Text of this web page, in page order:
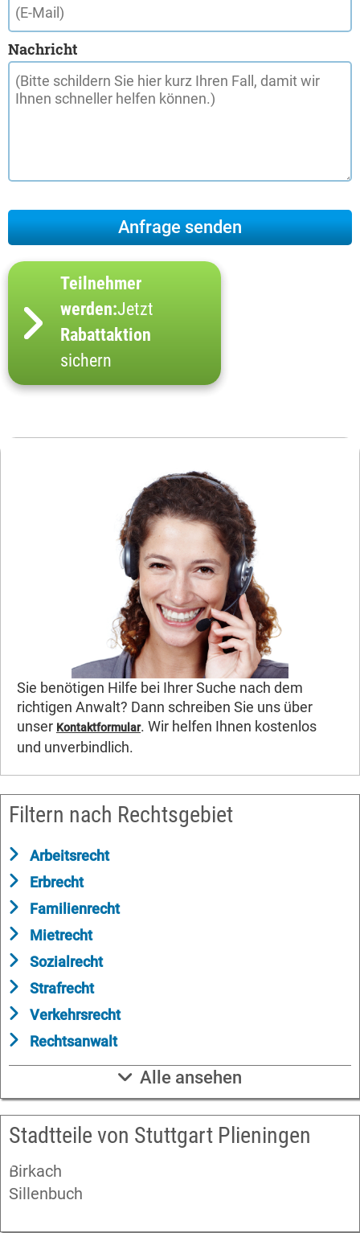
Nachricht
Teilnehmer
werden:Jetzt
Rabattaktion
sichern
Sie benötigen Hilfe bei Ihrer Suche nach dem
richtigen Anwalt? Dann schreiben Sie uns über
unser Kontaktformular. Wir helfen Ihnen kostenlos
und unverbindlich.
Filtern nach Rechtsgebiet
Arbeitsrecht
Erbrecht
Familienrecht
Mietrecht
Sozialrecht
Strafrecht
Verkehrsrecht
Rechtsanwalt
Alle ansehen
Stadtteile von Stuttgart Plieningen
Birkach
Sillenbuch